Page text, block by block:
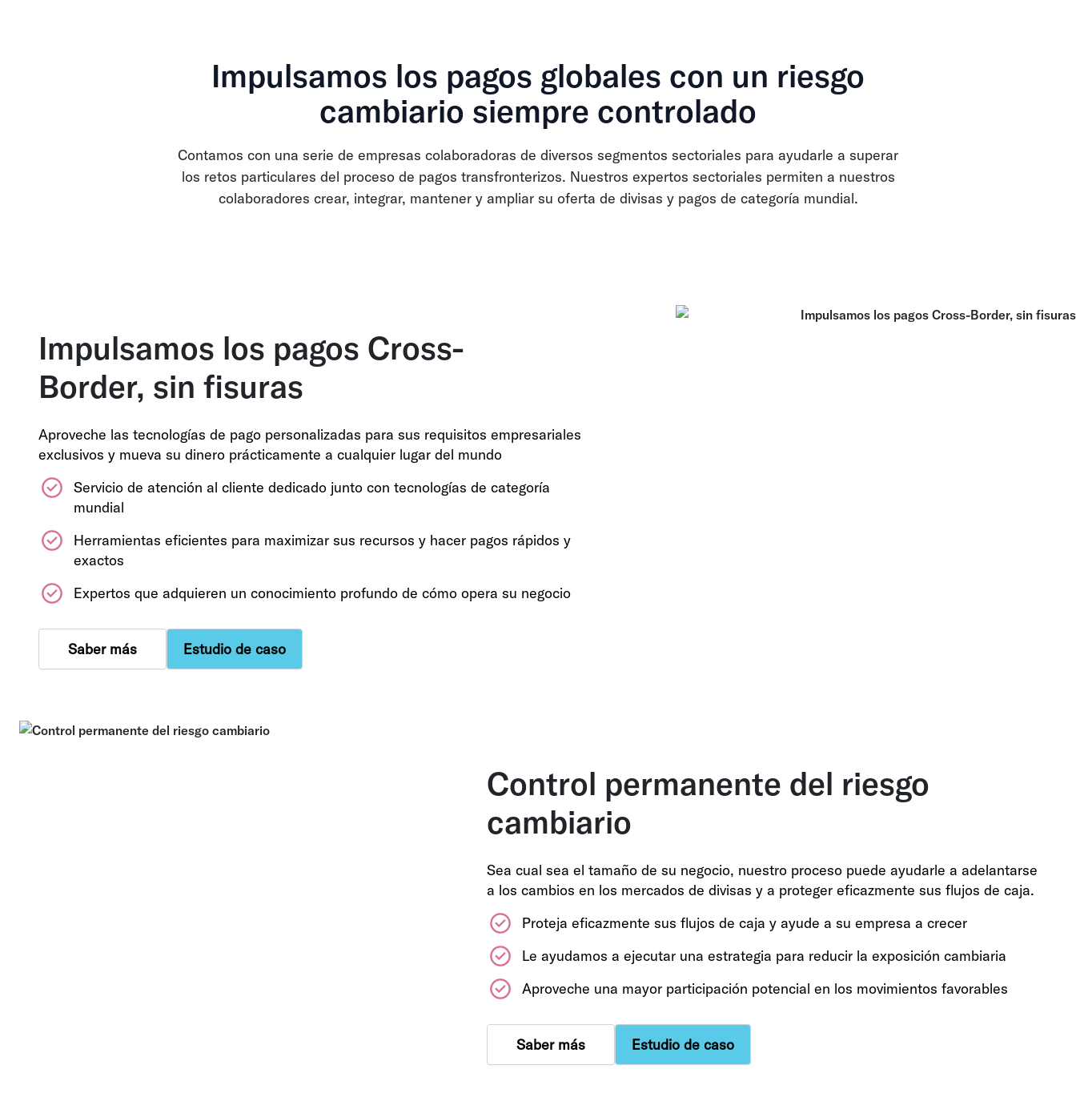
Impulsamos los pagos globales con un riesgo
cambiario siempre controlado
Contamos con una serie de empresas colaboradoras de diversos segmentos sectoriales para ayudarle a superar
los retos particulares del proceso de pagos transfronterizos. Nuestros expertos sectoriales permiten a nuestros
colaboradores crear, integrar, mantener y ampliar su oferta de divisas y pagos de categoría mundial.
Impulsamos los pagos Cross-
Border, sin fisuras
Aproveche las tecnologías de pago personalizadas para sus requisitos empresariales
exclusivos y mueva su dinero prácticamente a cualquier lugar del mundo
Servicio de atención al cliente dedicado junto con tecnologías de categoría
mundial
Herramientas eficientes para maximizar sus recursos y hacer pagos rápidos y
exactos
Expertos que adquieren un conocimiento profundo de cómo opera su negocio
Saber más Estudio de caso
Control permanente del riesgo
cambiario
Sea cual sea el tamaño de su negocio, nuestro proceso puede ayudarle a adelantarse
a los cambios en los mercados de divisas y a proteger eficazmente sus flujos de caja.
Proteja eficazmente sus flujos de caja y ayude a su empresa a crecer
Le ayudamos a ejecutar una estrategia para reducir la exposición cambiaria
Aproveche una mayor participación potencial en los movimientos favorables
Saber más Estudio de caso